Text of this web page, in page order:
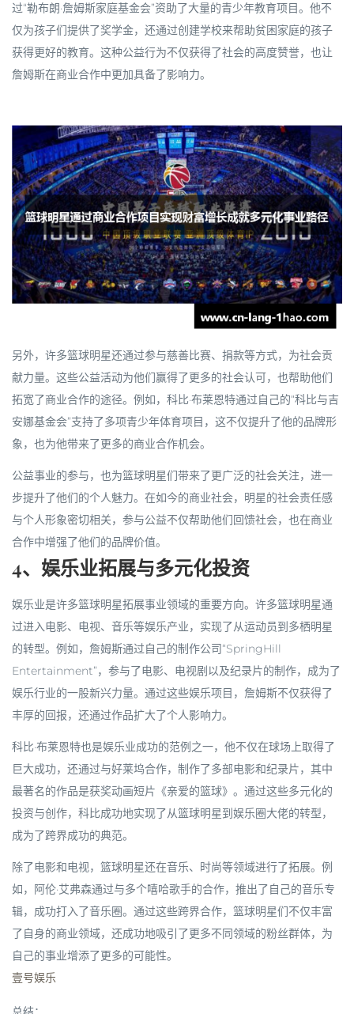
过“勒布朗·詹姆斯家庭基金会”资助了大量的青少年教育项目。他不
仅为孩子们提供了奖学金，还通过创建学校来帮助贫困家庭的孩子
获得更好的教育。这种公益行为不仅获得了社会的高度赞誉，也让
詹姆斯在商业合作中更加具备了影响力。
另外，许多篮球明星还通过参与慈善比赛、捐款等方式，为社会贡
献力量。这些公益活动为他们赢得了更多的社会认可，也帮助他们
拓宽了商业合作的途径。例如，科比·布莱恩特通过自己的“科比与吉
安娜基金会”支持了多项青少年体育项目，这不仅提升了他的品牌形
象，也为他带来了更多的商业合作机会。
公益事业的参与，也为篮球明星们带来了更广泛的社会关注，进一
步提升了他们的个人魅力。在如今的商业社会，明星的社会责任感
与个人形象密切相关，参与公益不仅帮助他们回馈社会，也在商业
合作中增强了他们的品牌价值。
4、娱乐业拓展与多元化投资
娱乐业是许多篮球明星拓展事业领域的重要方向。许多篮球明星通
过进入电影、电视、音乐等娱乐产业，实现了从运动员到多栖明星
的转型。例如，詹姆斯通过自己的制作公司“SpringHill
Entertainment”，参与了电影、电视剧以及纪录片的制作，成为了
娱乐行业的一股新兴力量。通过这些娱乐项目，詹姆斯不仅获得了
丰厚的回报，还通过作品扩大了个人影响力。
科比·布莱恩特也是娱乐业成功的范例之一，他不仅在球场上取得了
巨大成功，还通过与好莱坞合作，制作了多部电影和纪录片，其中
最著名的作品是获奖动画短片《亲爱的篮球》。通过这些多元化的
投资与创作，科比成功地实现了从篮球明星到娱乐圈大佬的转型，
成为了跨界成功的典范。
除了电影和电视，篮球明星还在音乐、时尚等领域进行了拓展。例
如，阿伦·艾弗森通过与多个嘻哈歌手的合作，推出了自己的音乐专
辑，成功打入了音乐圈。通过这些跨界合作，篮球明星们不仅丰富
了自身的商业领域，还成功地吸引了更多不同领域的粉丝群体，为
自己的事业增添了更多的可能性。
壹号娱乐